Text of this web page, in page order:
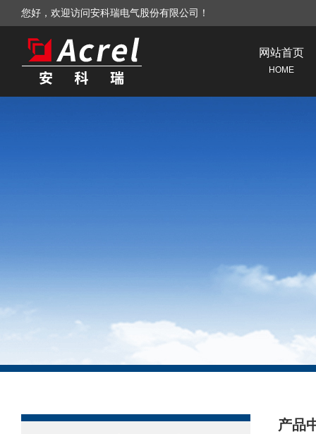
您好，欢迎访问安科瑞电气股份有限公司！
网站首页
HOME
产品